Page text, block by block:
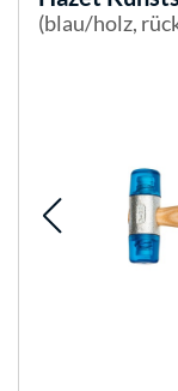
(blau/holz,